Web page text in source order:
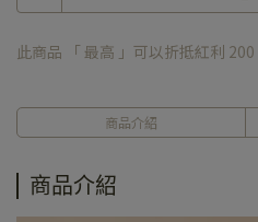
此商品 「 最高 」可以折抵紅利 200
商品介紹
商品介紹